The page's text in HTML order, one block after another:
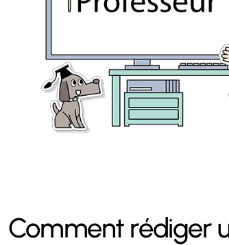
Comment rédiger